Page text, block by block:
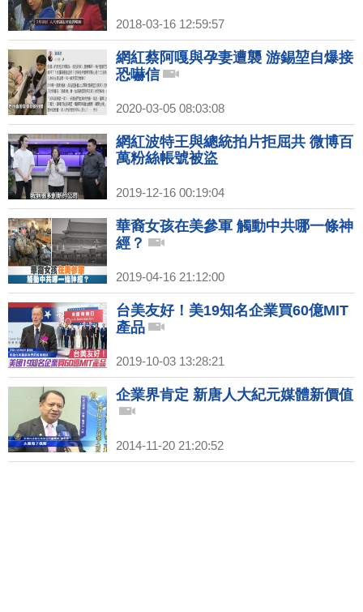
2018-03-16 12:59:57
網紅蔡阿嘎與孕妻遭襲 游錫堃自爆接
恐嚇信
2020-03-05 08:03:08
網紅波特王與總統拍片拒屈共 微博百
萬粉絲帳號被盜
2019-12-16 00:19:04
華裔女孩在美參軍 觸動中共哪一條神
經？
2019-04-16 21:12:00
台美友好！美19知名企業買60億MIT
產品
2019-10-03 13:28:21
企業界肯定 新唐人大紀元媒體新價值
2014-11-20 21:20:52